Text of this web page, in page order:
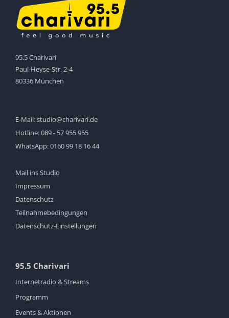
95.5 Charivari
Paul-Heyse-Str. 2-4
80336 München
E-Mail:studio@charivari.de
Hotline:089 - 57 955 955
WhatsApp:0160 99 18 16 44
Mail ins Studio
Impressum
Datenschutz
Teilnahmebedingungen
Datenschutz-Einstellungen
95.5 Charivari
Internetradio & Streams
Programm
Events & Aktionen